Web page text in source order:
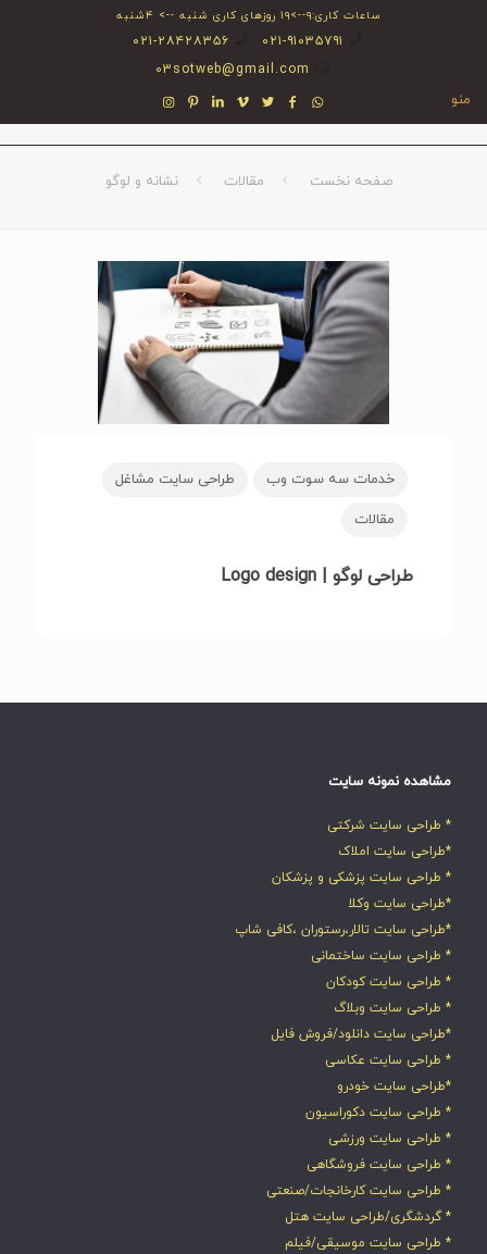
ساعات کاری:۹-->۱۹ روزهای کاری شنبه --> ۴شنبه
۰۲۱-۹۱۰۳۵۷۹۱
۰۲۱-۲۸۴۲۸۳۵۶
03sotweb@gmail.com
منو
صفحه نخست مقالات نشانه و لوگو
خدمات سه سوت وب طراحی سایت مشاغل
مقالات
طراحی لوگو | Logo design
مشاهده نمونه سایت
* طراحی سایت شرکتی
*طراحی سایت املاک
* طراحی سایت پزشکی و پزشکان
*طراحی سایت وکلا
*طراحی سایت تالار،رستوران ،کافی شاپ
* طراحی سایت ساختمانی
* طراحی سایت کودکان
* طراحی سایت وبلاگ
*طراحی سایت دانلود/فروش فایل
* طراحی سایت عکاسی
*طراحی سایت خودرو
* طراحی سایت دکوراسیون
* طراحی سایت ورزشی
* طراحی سایت فروشگاهی
* طراحی سایت کارخانجات/صنعتی
* گردشگری/طراحی سایت هتل
* طراحی سایت موسیقی/فیلم